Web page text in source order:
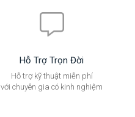
Hỗ Trợ Trọn Đời
Hỗ trợ kỹ thuật miễn phí
với chuyên gia có kinh nghiệm